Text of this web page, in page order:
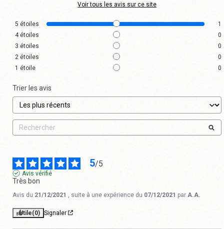
Voir tous les avis sur ce site
5 étoiles
1
4étoiles
0
3 étoiles
0
2 étoiles
0
1 étoile 0
Trier les avis
5/5
Avis vérifié
Très bon
Avis du 21/12/2021 , suite à une expérience du 07/12/2021 par A.A.
Utile(0) Signaler